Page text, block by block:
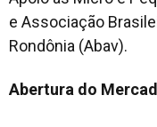
e Associação
Rondônia (Abav).
Abertura do